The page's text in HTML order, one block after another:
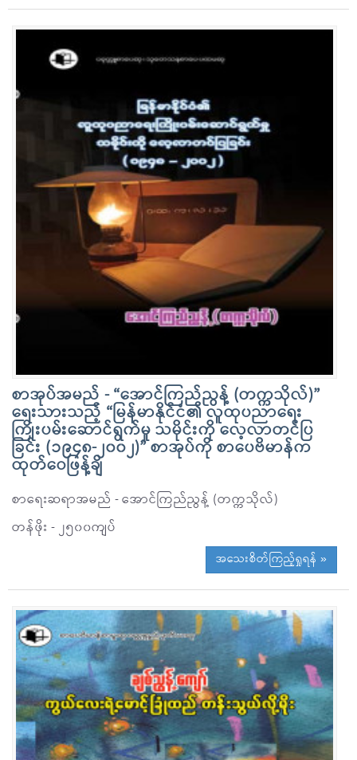
စာအုပ်အမည် - “အောင်ကြည်ညွန့် (တက္ကသိုလ်)”
ရေးသားသည့် “မြန်မာနိုင်ငံ၏ လူထုပညာရေး
ကြိုးပမ်းဆောင်ရွက်မှု သမိုင်းကို လေ့လာတင်ပြ
ခြင်း (၁၉၄၈-၂၀၀၂)” စာအုပ်ကို စာပေဗိမာန်က
ထုတ်ဝေဖြန့်ချိ
စာရေးဆရာအမည် - အောင်ကြည်ညွန့် (တက္ကသိုလ်)
တန်ဖိုး - ၂၅၀၀ကျပ်
အသေးစိတ်ကြည့်ရှုရန် »